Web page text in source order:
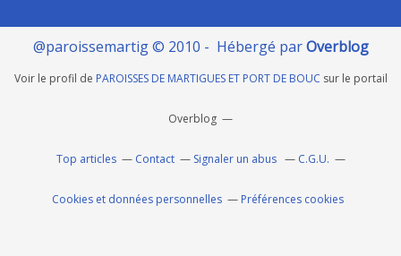
@paroissemartig © 2010 - Hébergé parOverblog
Voir le profil de PAROISSES DE MARTIGUES ET PORT DE BOUC sur le portail
Overblog
Top articles Contact Signaler un abus C.G.U.
Cookies et données personnelles Préférences cookies